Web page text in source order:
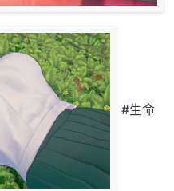
#生命